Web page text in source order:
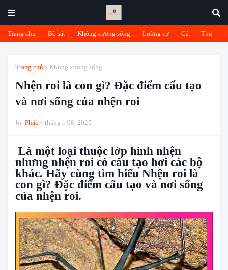
Trang chủ Bò sát Không xương sống Lưỡng cư Cá Thú
Trang chủ Không xương sống
Nhện roi là con gì? Đặc điểm cấu tạo
và nơi sống của nhện roi
by Phác tháng 1 08, 2025
Là một loại thuộc lớp hình nhện
nhưng nhện roi có cấu tạo hơi các bộ
khác. Hãy cùng tìm hiểu Nhện roi là
con gì? Đặc điểm cấu tạo và nơi sống
của nhện roi.